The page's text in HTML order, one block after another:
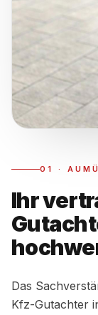
01 ·
Ihr
Das
Kfz-Gutachter